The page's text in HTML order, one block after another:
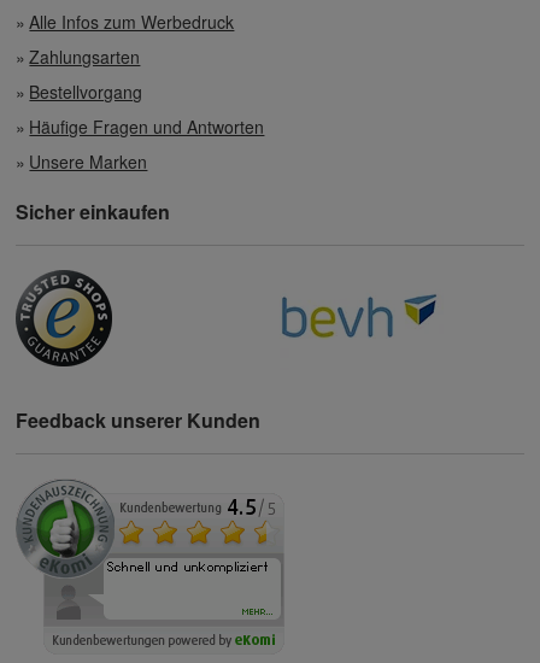
Alle Infos zum Werbedruck
Zahlungsarten
Bestellvorgang
Häufige Fragen und Antworten
Unsere Marken
Sicher einkaufen
Feedback unserer Kunden